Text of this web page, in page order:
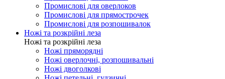
Промислові для оверлоков
Промислові для прямострочек
Промислові для розпошивалок
Ножі та розкрійні леза
Ножі та розкрійні леза
Ножі пряморядні
Ножі оверлочні, розпошивальні
Ножі двоголкові